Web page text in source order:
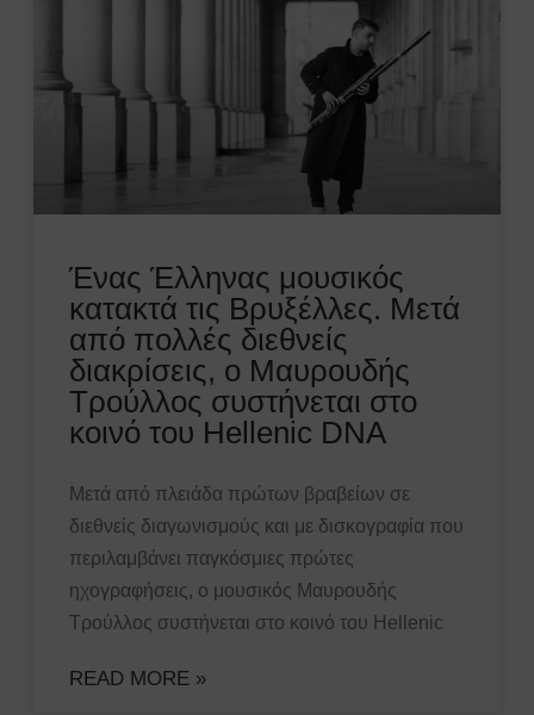
Ένας Έλληνας μουσικός
κατακτά τις Βρυξέλλες. Μετά
από πολλές διεθνείς
διακρίσεις, ο Μαυρουδής
Τρούλλος συστήνεται στο
κοινό του Hellenic DNA
Μετά από πλειάδα πρώτων βραβείων σε
διεθνείς διαγωνισμούς και με δισκογραφία που
περιλαμβάνει παγκόσμιες πρώτες
ηχογραφήσεις, ο μουσικός Μαυρουδής
Τρούλλος συστήνεται στο κοινό του Hellenic
READ MORE »